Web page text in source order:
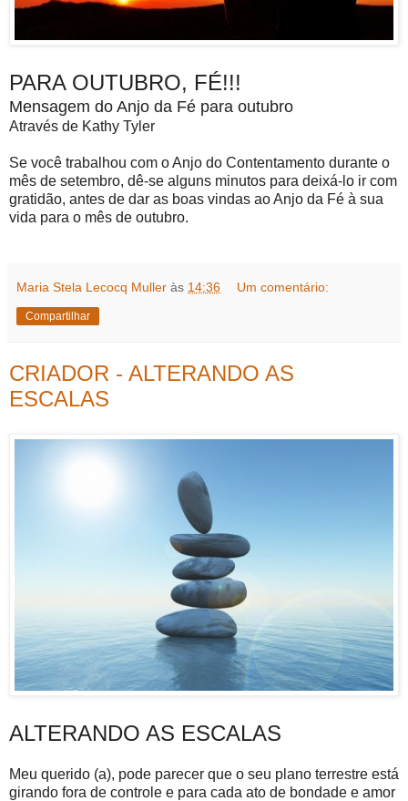
PARA OUTUBRO, FÉ!!!
Mensagem do Anjo da Fé para outubro
Através de Kathy Tyler
Se você trabalhou com o Anjo do Contentamento durante o
mês de setembro, dê-se alguns minutos para deixá-lo ir com
gratidão, antes de dar as boas vindas ao Anjo da Fé à sua
vida para o mês de outubro.
Maria Stela Lecocq Muller às 14:36 Um comentário:
Compartilhar
CRIADOR - ALTERANDO AS
ESCALAS
ALTERANDO AS ESCALAS
Meu querido (a), pode parecer que o seu plano terrestre está
girando fora de controle e para cada ato de bondade e amor